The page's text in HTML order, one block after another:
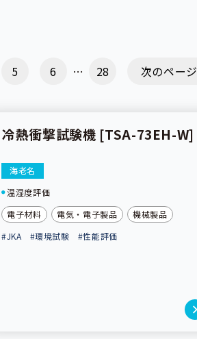
5 6 … 28 次のページ
冷熱衝撃試験機 [TSA-73EH-W]
海老名
温湿度評価
電子材料
電気・電子製品
機械製品
#JKA
#環境試験 #性能評価